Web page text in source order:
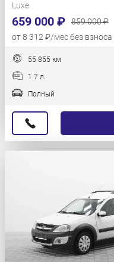
Luxe
659 000 ₽
859 000 ₽
от 8 312 ₽/мес без взноса
55 855 км
1.7 л.
Полный